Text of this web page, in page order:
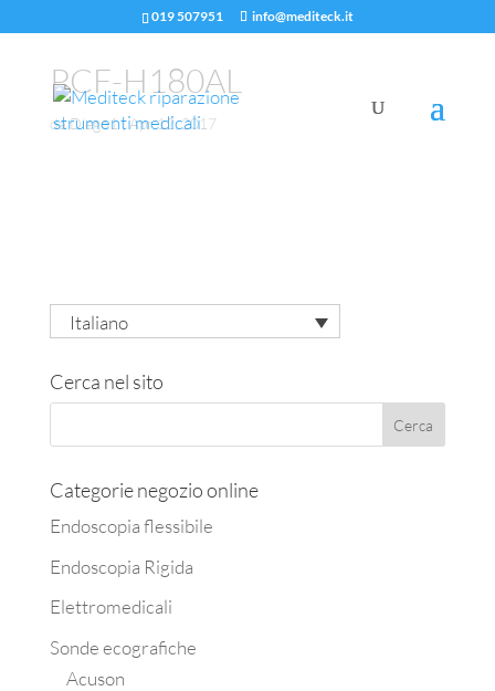
019 507951 info@mediteck.it
PCF-H180AL
daDiego1|Apr 12, 2017
Italiano
Cerca nel sito
Categorie negozio online
Endoscopia flessibile
Endoscopia Rigida
Elettromedicali
Sonde ecografiche
Acuson